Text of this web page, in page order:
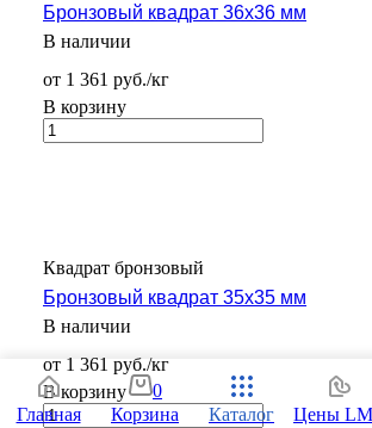
Бронзовый квадрат 36х36 мм
В наличии
от 1 361 руб./кг
В корзину
Квадрат бронзовый
Бронзовый квадрат 35х35 мм
В наличии
от 1 361 руб./кг
В корзину
Главная
0
Корзина
Каталог Цены